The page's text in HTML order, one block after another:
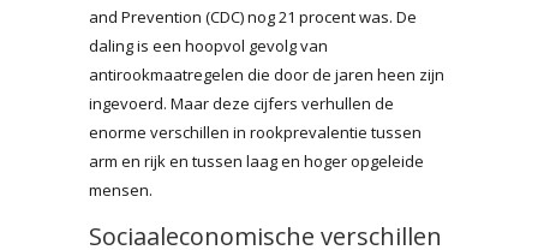
and Prevention (CDC) nog 21 procent was. De
daling is een hoopvol gevolg van
antirookmaatregelen die door de jaren heen zijn
ingevoerd. Maar deze cijfers verhullen de
enorme verschillen in rookprevalentie tussen
arm en rijk en tussen laag en hoger opgeleide
mensen.
Sociaaleconomische verschillen